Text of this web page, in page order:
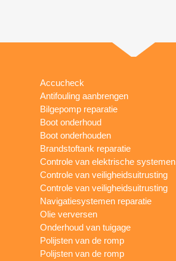
Accucheck
Antifouling aanbrengen
Bilgepomp reparatie
Boot onderhoud
Boot onderhouden
Brandstoftank reparatie
Controle van elektrische systemen
Controle van veiligheidsuitrusting
Controle van veiligheidsuitrusting
Navigatiesystemen reparatie
Olie verversen
Onderhoud van tuigage
Polijsten van de romp
Polijsten van de romp